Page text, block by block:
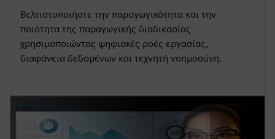
Βελτιστοποιήστε την παραγωγικότητα και την
ποιότητα της παραγωγικής διαδικασίας
χρησιμοποιώντας ψηφιακές ροές εργασίας,
διαφάνεια δεδομένων και τεχνητή νοημοσύνη.